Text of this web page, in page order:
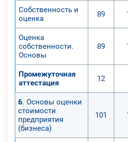
Собственность и
оценка
89
Оценка
собственности.
Основы
89
Промежуточная
аттестация
12
6. Основы оценки
стоимости
предприятия
(бизнеса)
101